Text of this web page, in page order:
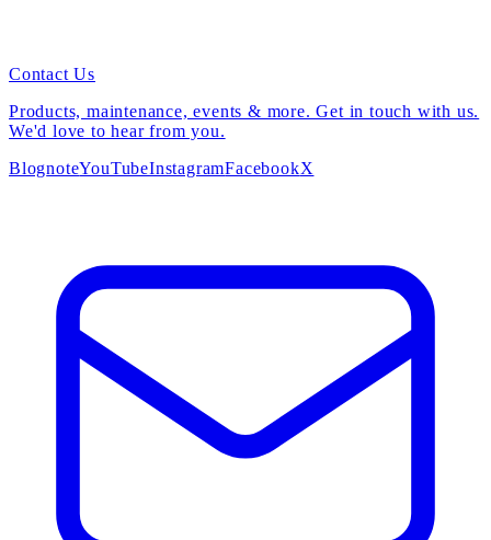
Contact Us
Products, maintenance, events & more. Get in touch with us.
We'd love to hear from you.
BlognoteYouTubeInstagramFacebookX